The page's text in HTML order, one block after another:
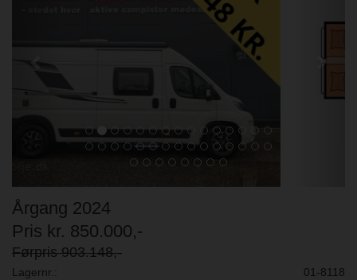
Årgang 2024
Pris kr. 850.000,-
Førpris 903.148,-
Lagernr.:
01-8118